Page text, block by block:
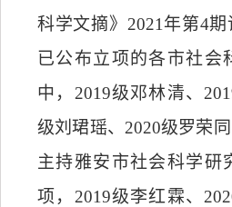
科学文摘》 2021 年第4期
已公布立项的各市社会
中， 2019级邓林清、
级刘珺瑶、 2020级罗荣
主持雅安市社会科学研
项， 2019级李红霖、